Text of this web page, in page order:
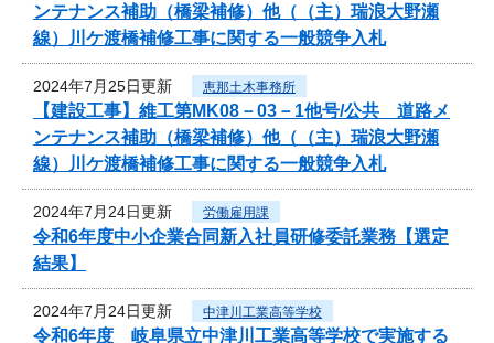
ンテナンス補助（橋梁補修）他（（主）瑞浪大野瀬
線）川ケ渡橋補修工事に関する一般競争入札
2024年7月25日更新 恵那土木事務所
【建設工事】維工第MK08－03－1他号/公共 道路メ
ンテナンス補助（橋梁補修）他（（主）瑞浪大野瀬
線）川ケ渡橋補修工事に関する一般競争入札
2024年7月24日更新 労働雇用課
令和6年度中小企業合同新入社員研修委託業務【選定
結果】
2024年7月24日更新 中津川工業高等学校
令和6年度 岐阜県立中津川工業高等学校で実施する